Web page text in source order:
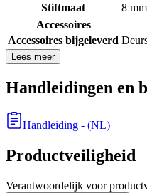
Stiftmaat
8 mm
Accessoires
Accessoires bijgeleverd
Lees meer
Handleidingen en
Handleiding - (NL)
Productveiligheid
Verantwoordelijk voor